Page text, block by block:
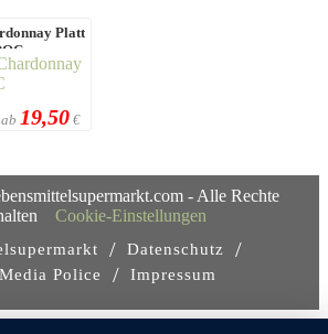
Platt
19,50 €
- Alle Rechte
Cookie-Einstellungen
/ Datenschutz /
Police / Impressum